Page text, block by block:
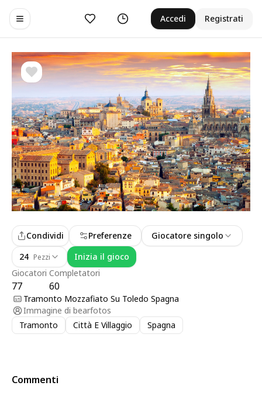
Toggle navigation menu
Preferiti Cronologia Accedi Registrati
Giocatori
77
Completatori
60
Condividi Preferenze
Giocatore singolo
24 Pezzi Inizia il gioco
Tramonto Mozzafiato Su Toledo Spagna
Immagine di bearfotos
Tramonto
Città E Villaggio Spagna
Commenti